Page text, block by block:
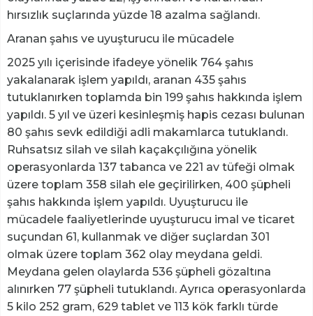
hırsızlık suçlarında yüzde 18 azalma sağlandı.
Aranan şahıs ve uyuşturucu ile mücadele
2025 yılı içerisinde ifadeye yönelik 764 şahıs
yakalanarak işlem yapıldı, aranan 435 şahıs
tutuklanırken toplamda bin 199 şahıs hakkında işlem
yapıldı. 5 yıl ve üzeri kesinleşmiş hapis cezası bulunan
80 şahıs sevk edildiği adli makamlarca tutuklandı.
Ruhsatsız silah ve silah kaçakçılığına yönelik
operasyonlarda 137 tabanca ve 221 av tüfeği olmak
üzere toplam 358 silah ele geçirilirken, 400 şüpheli
şahıs hakkında işlem yapıldı. Uyuşturucu ile
mücadele faaliyetlerinde uyuşturucu imal ve ticaret
suçundan 61, kullanmak ve diğer suçlardan 301
olmak üzere toplam 362 olay meydana geldi.
Meydana gelen olaylarda 536 şüpheli gözaltına
alınırken 77 şüpheli tutuklandı. Ayrıca operasyonlarda
5 kilo 252 gram, 629 tablet ve 113 kök farklı türde